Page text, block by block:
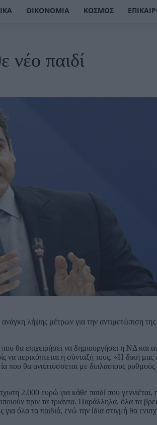
ΟΙΚΟΝΟΜΊΑ ΚΌΣΜΟΣ
νέο παιδί
λήψης μέτρων για την αντιμετώπιση
θα επιχειρήσει να δημιουργήσει η ΝΔ και
περικόπτεται η σύνταξή τους. «Η δική μας
που θα αναπτύσσεται με διπλάσιους ρυθμούς
2.000 ευρώ για κάθε παιδί που γεννιέται,
πριν τα τριάντα. Παράλληλα, όλα τα
όλα τα παιδιά, ενώ την ίδια στιγμή θα